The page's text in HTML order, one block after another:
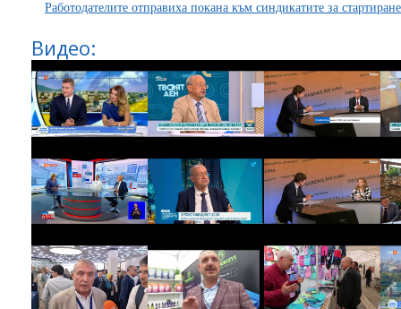
Работодателите отправиха покана към синдикатите за
Видео: